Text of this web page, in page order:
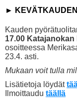
►
Kauden
17.00
osoitteessa
23.4. asti.
Mukaan voit tulla
Lisätietoja löydät
Ilmoittaudu täällä